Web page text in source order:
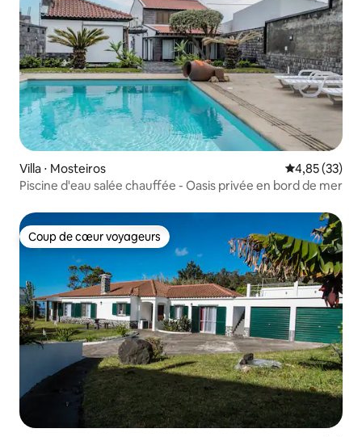
Villa ⋅ Mosteiros Évaluation
4,85 (33)
Piscine d'eau salée chauffée - Oasis privée en bord de mer
Coup de cœur voyageurs
Coup de cœur voyageurs